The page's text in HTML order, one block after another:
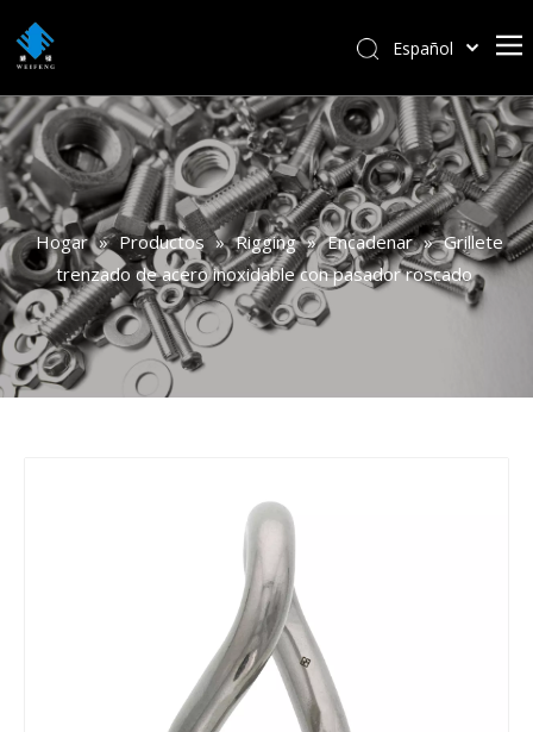
Español
हिन्दी
Italiano
Deutsch
Português
Pусский
Français
Hogar » Productos » Rigging » Encadenar » Grillete
trenzado de acero inoxidable con pasador roscado